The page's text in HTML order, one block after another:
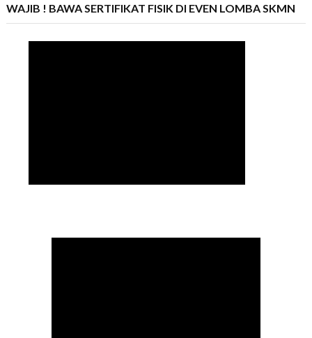
WAJIB ! BAWA SERTIFIKAT FISIK DI EVEN LOMBA SKMN